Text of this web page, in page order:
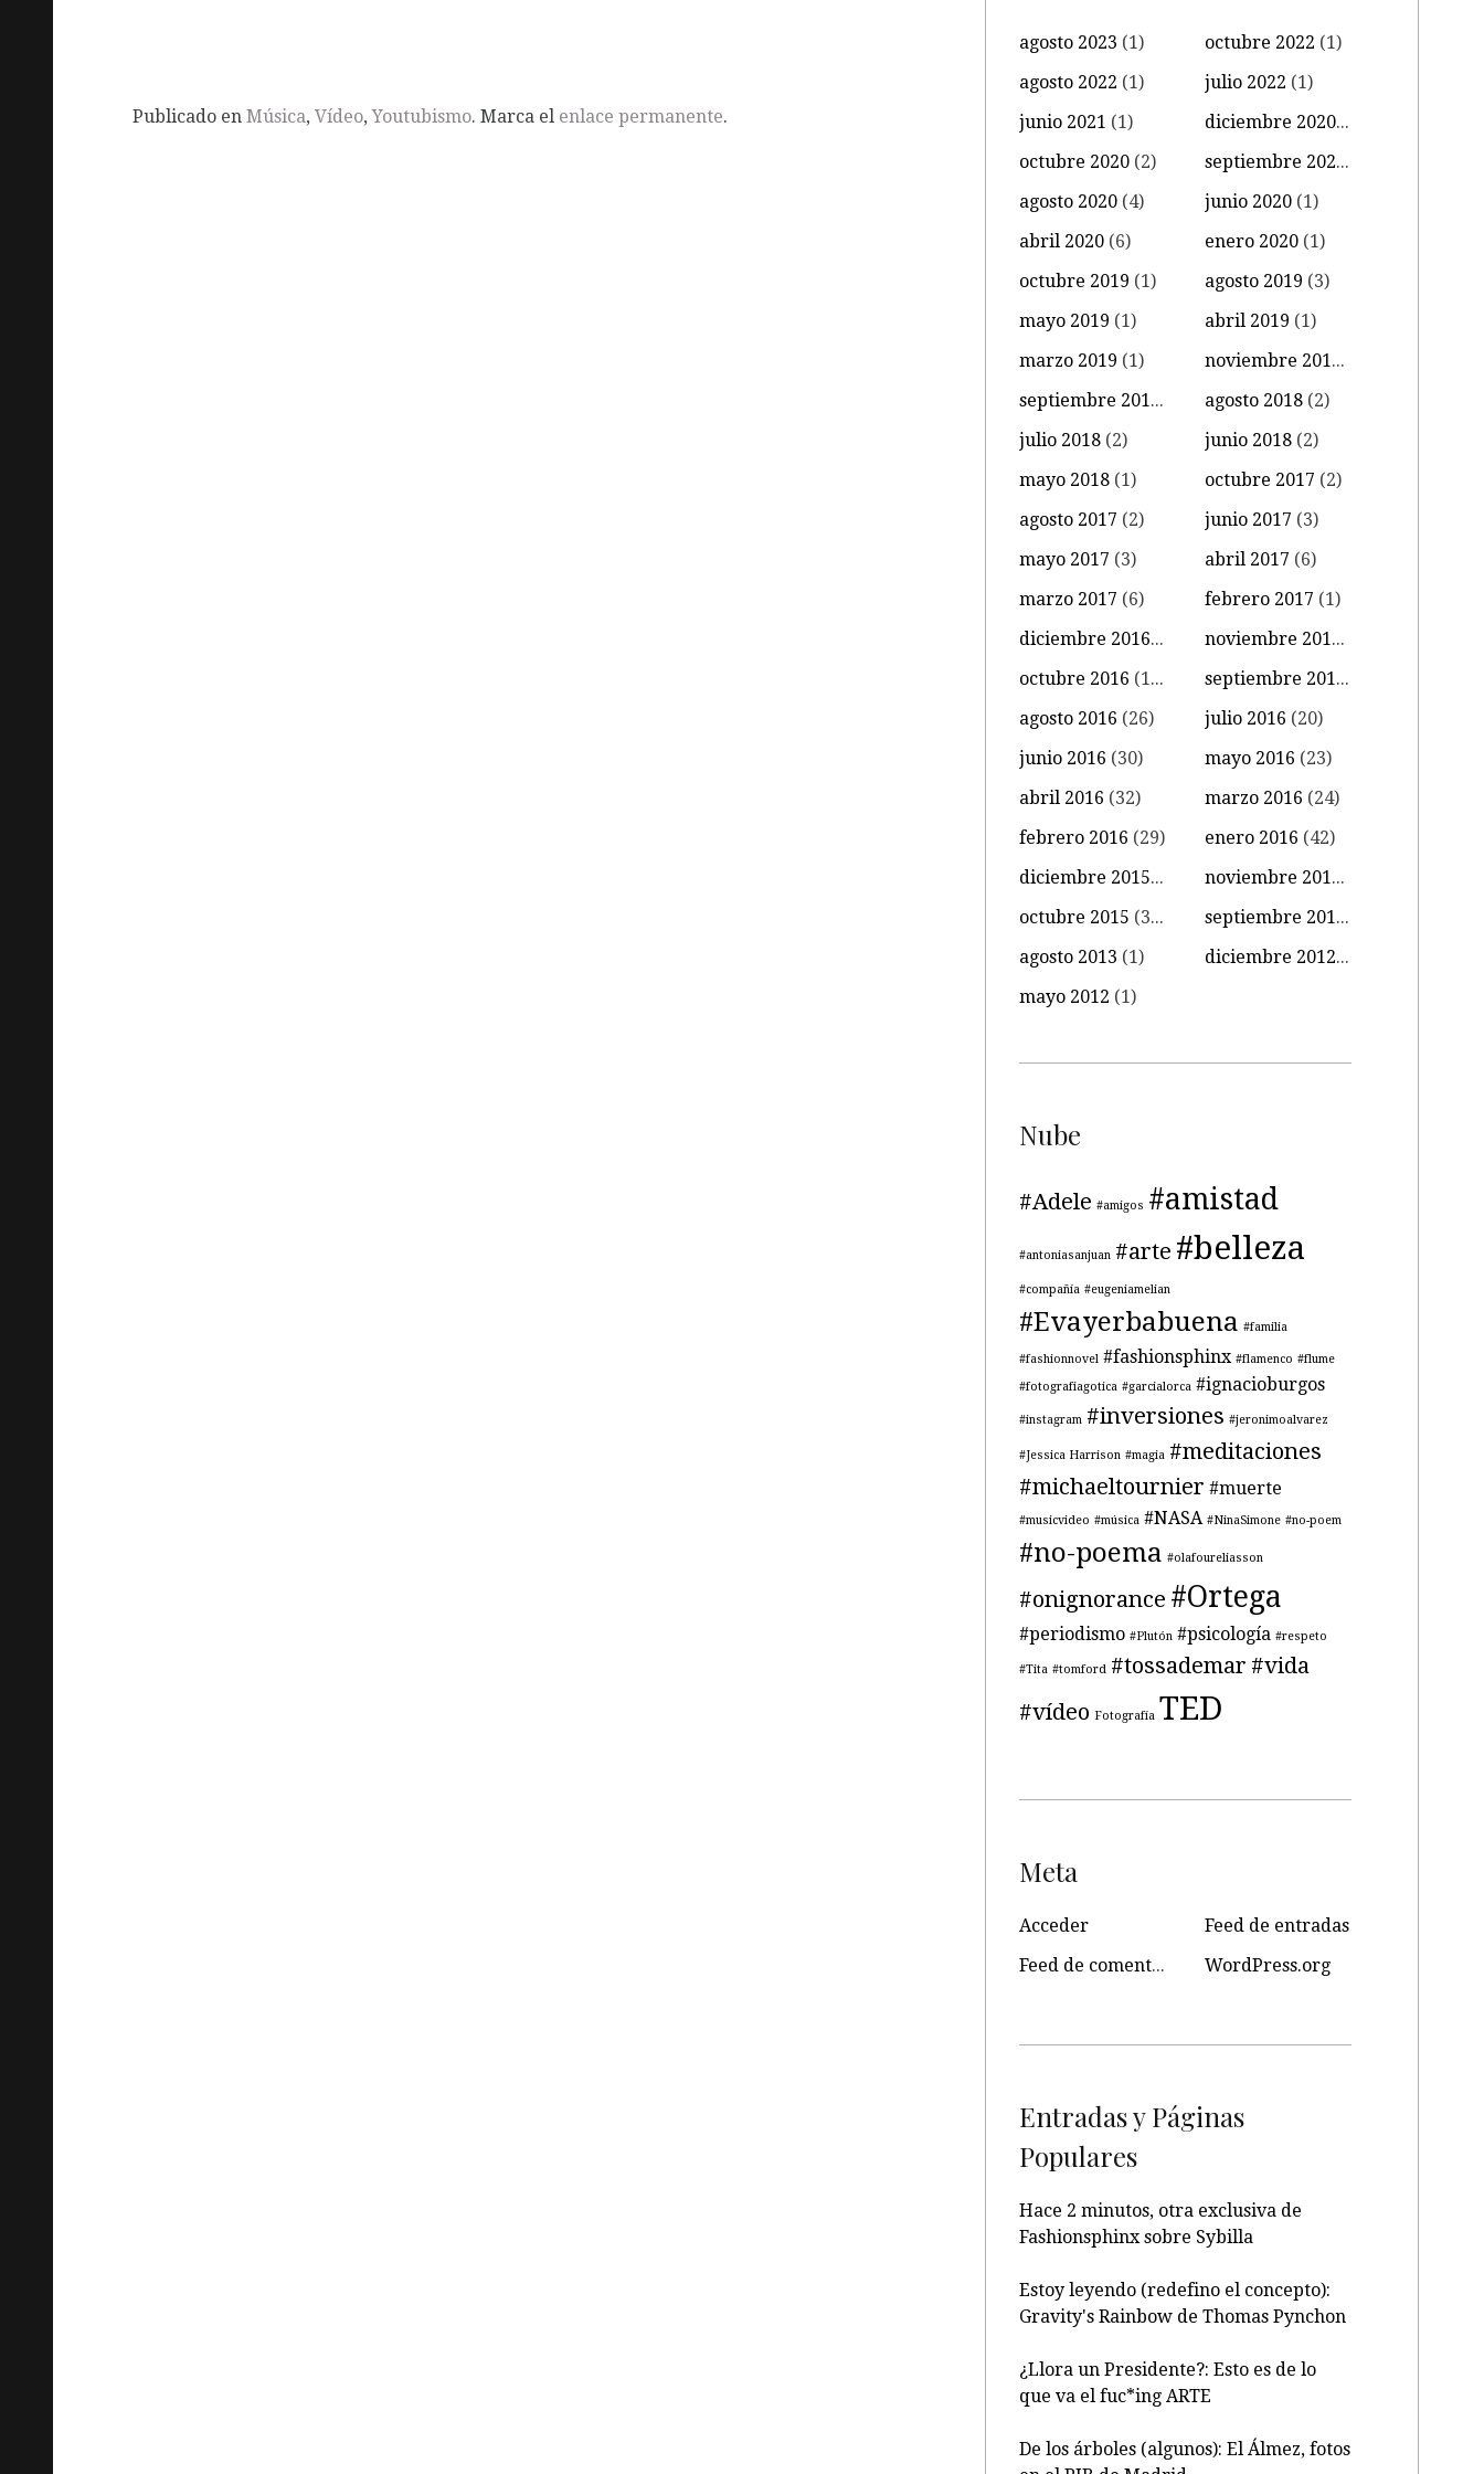
Publicado en Música, Vídeo,Youtubismo. Marca el enlace permanente.
agosto 2023 (1) octubre 2022 (1)
agosto 2022 (1) julio 2022 (1)
junio 2021 (1) diciembre 2020
(1)
octubre 2020(2) septiembre 2020(3)
agosto 2020(4) junio 2020 (1)
abril 2020(6) enero 2020 (1)
octubre 2019 (1) agosto 2019 (3)
mayo 2019 (1) abril 2019 (1)
marzo 2019 (1) noviembre 2018(2)
septiembre 2018(1) agosto 2018 (2)
julio 2018(2) junio 2018 (2)
mayo 2018(1) octubre 2017 (2)
agosto 2017 (2) junio 2017 (3)
mayo 2017 (3) abril 2017 (6)
marzo 2017 (6) febrero 2017 (1)
diciembre 2016
(4) noviembre 2016(11)
octubre 2016 (14) septiembre 2016(18)
agosto 2016 (26) julio 2016 (20)
junio 2016 (30) mayo 2016 (23)
abril 2016 (32) marzo 2016 (24)
febrero 2016 (29) enero 2016 (42)
diciembre 2015
(39) noviembre 2015(18)
octubre 2015 (34) septiembre 2015(15)
agosto 2013 (1) diciembre 2012
(1)
mayo 2012 (1)
Nube
#Adele #amigos #amistad
#antoniasanjuan #arte #belleza
#compañía #eugeniamelian
#Evayerbabuena #familia
#fashionnovel #fashionsphinx #flamenco #flume
#fotografiagotica #garcialorca #ignacioburgos
#instagram #inversiones #jeronimoalvarez
#Jessica Harrison #magia #meditaciones
#michaeltournier #muerte
#musicvideo #música #NASA #NinaSimone #no-poem
#no-poema #olafoureliasson
#onignorance #Ortega
#periodismo #Plutón #psicología #respeto
#Tita #tomford #tossademar #vida
#vídeo Fotografía TED
Meta
Acceder
Feed de entradas
Feed de comentarios
WordPress.org
Entradas y Páginas
Populares
Hace 2 minutos, otra exclusiva de
Fashionsphinx sobre Sybilla
Estoy leyendo (redefino el concepto):
Gravity's Rainbow de Thomas Pynchon
¿Llora un Presidente?: Esto es de lo
que va el fuc*ing ARTE
De los árboles (algunos): El Álmez, fotos